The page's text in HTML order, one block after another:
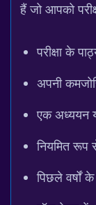
हैं जो आपको
परीक्षा के
अपनी
एक अध्ययन
नियमित रूप
पिछले वर्षों